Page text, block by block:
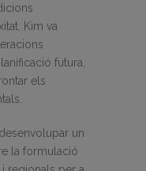
Kim va
futura,
els
un
la formulació